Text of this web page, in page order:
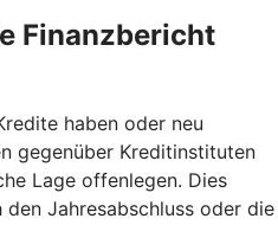
Finanzbericht
haben oder neu
gegenüber Kreditinstituten
Lage offenlegen. Dies
Jahresabschluss oder die